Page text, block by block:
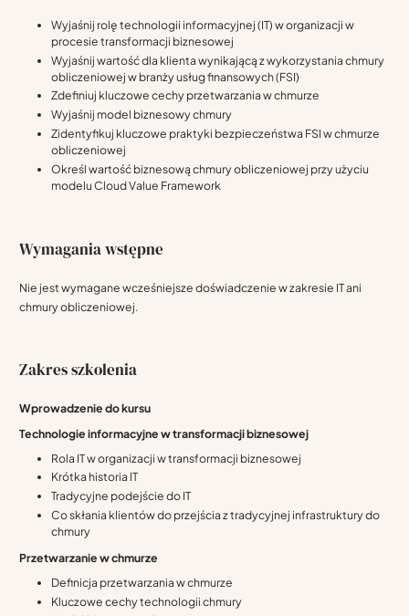
Wyjaśnij rolę technologii informacyjnej (IT) w organizacji w
procesie transformacji biznesowej
Wyjaśnij wartość dla klienta wynikającą z wykorzystania chmury
obliczeniowej w branży usług finansowych (FSI)
Zdefiniuj kluczowe cechy przetwarzania w chmurze
Wyjaśnij model biznesowy chmury
Zidentyfikuj kluczowe praktyki bezpieczeństwa FSI w chmurze
obliczeniowej
Określ wartość biznesową chmury obliczeniowej przy użyciu
modelu Cloud Value Framework
Wymagania wstępne
Nie jest wymagane wcześniejsze doświadczenie w zakresie IT ani
chmury obliczeniowej.
Zakres szkolenia
Wprowadzenie do kursu
Technologie informacyjne w transformacji biznesowej
Rola IT w organizacji w transformacji biznesowej
Krótka historia IT
Tradycyjne podejście do IT
Co skłania klientów do przejścia z tradycyjnej infrastruktury do
chmury
Przetwarzanie w chmurze
Definicja przetwarzania w chmurze
Kluczowe cechy technologii chmury